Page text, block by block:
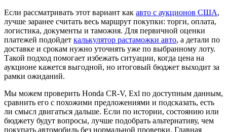
Если рассматривать этот вариант как авто с аукционов США,
лучше заранее считать весь маршрут покупки: торги, оплата,
логистика, документы и таможня. Для первичной оценки
платежей подойдет калькулятор растаможки авто, а детали по
доставке и срокам нужно уточнять уже по выбранному лоту.
Такой подход помогает избежать ситуации, когда цена на
аукционе кажется выгодной, но итоговый бюджет выходит за
рамки ожиданий.
Мы можем проверить Honda CR-V, Exl по доступным данным,
сравнить его с похожими предложениями и подсказать, есть
ли смысл двигаться дальше. Если по истории, состоянию или
бюджету будут вопросы, лучше подобрать альтернативу, чем
покупать автомобиль без нормальной проверки. Главная